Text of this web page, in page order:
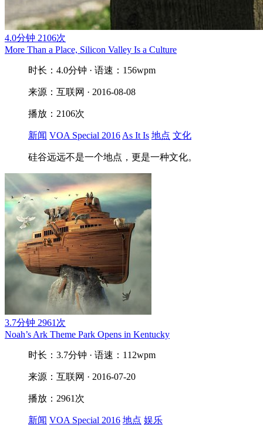
4.0分钟 2106次
More Than a Place, Silicon Valley Is a Culture
时长：4.0分钟 · 语速：156wpm
来源：互联网 · 2016-08-08
播放：2106次
新闻 VOA Special 2016 As It Is 地点 文化
硅谷远远不是一个地点，更是一种文化。
3.7分钟 2961次
Noah’s Ark Theme Park Opens in Kentucky
时长：3.7分钟 · 语速：112wpm
来源：互联网 · 2016-07-20
播放：2961次
新闻 VOA Special 2016 地点 娱乐